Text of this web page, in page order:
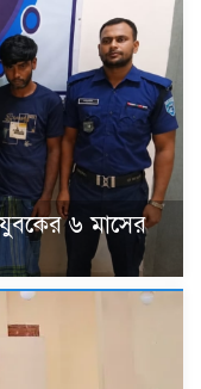
৬ মাসের